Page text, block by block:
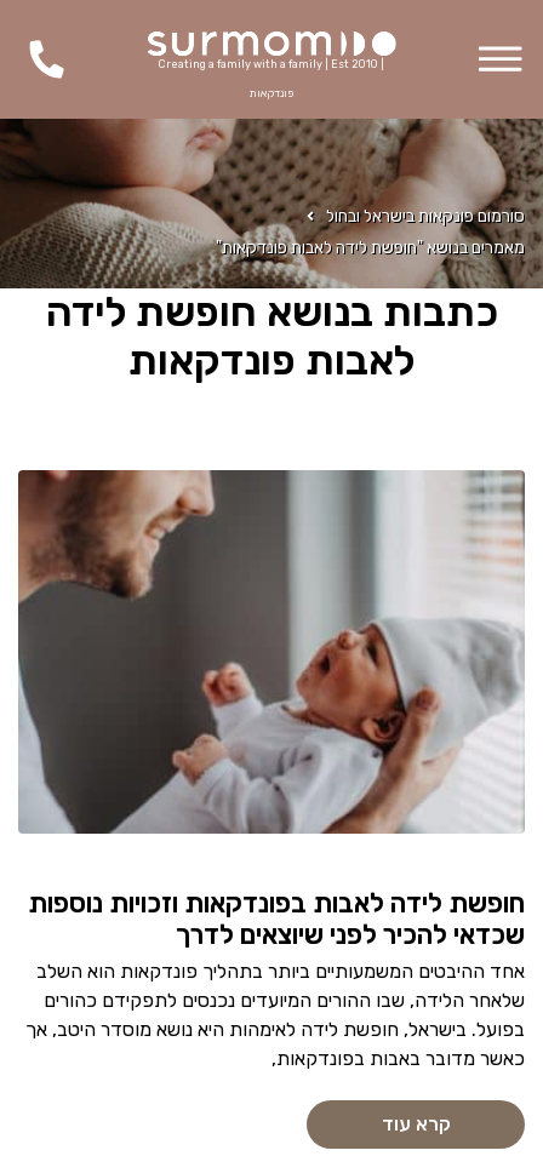
Creating a family with a family | Est 2010 |
פונדקאות
סורמום פונקאות בישראל ובחול
מאמרים בנושא "חופשת לידה לאבות פונדקאות"
כתבות בנושא חופשת לידה
לאבות פונדקאות
חופשת לידה לאבות בפונדקאות וזכויות נוספות
שכדאי להכיר לפני שיוצאים לדרך
אחד ההיבטים המשמעותיים ביותר בתהליך פונדקאות הוא השלב
שלאחר הלידה, שבו ההורים המיועדים נכנסים לתפקידם כהורים
בפועל. בישראל, חופשת לידה לאימהות היא נושא מוסדר היטב, אך
כאשר מדובר באבות בפונדקאות,
קרא עוד